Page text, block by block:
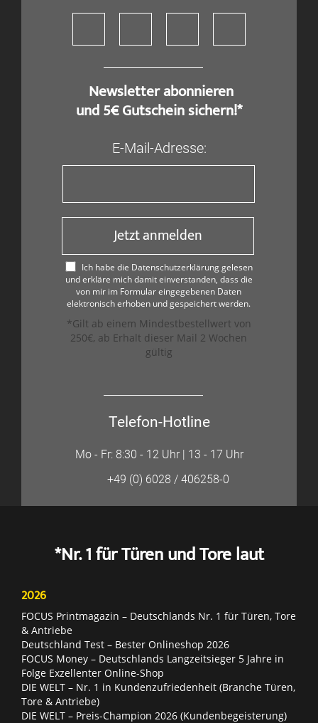
​ Newsletter abonnieren
und 5€ Gutschein sichern!*
E-Mail-Adresse:
Jetzt anmelden
Ich habe die Datenschutzerklärung gelesen
und erkläre mich damit einverstanden, dass die
von mir im Formular eingegebenen Daten
elektronisch erhoben und gespeichert werden.
*Gilt ab einem Mindestbestellwert von
250€, ab Erhalt dieser Mail 2 Wochen
gültig
Telefon-Hotline
Mo - Fr: 8:30 - 12 Uhr | 13 - 17 Uhr
+49 (0) 6028 / 406258-0
*Nr. 1 für Türen und Tore laut
2026
FOCUS Printmagazin – Deutschlands Nr. 1 für Türen, Tore
& Antriebe
Deutschland Test – Bester Onlineshop 2026
FOCUS Money – Deutschlands Langzeitsieger 5 Jahre in
Folge Exzellenter Online-Shop
DIE WELT – Nr. 1 in Kundenzufriedenheit (Branche Türen,
Tore & Antriebe)
DIE WELT – Preis-Champion 2026 (Kundenbegeisterung)